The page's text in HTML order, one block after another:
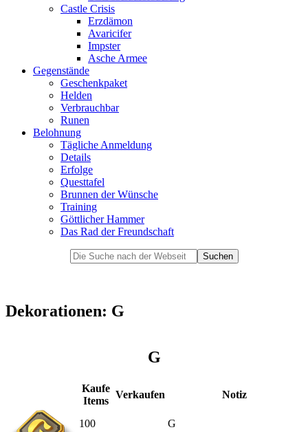
Castle Crisis
Erzdämon
Avaricifer
Impster
Asche Armee
Gegenstände
Geschenkpaket
Helden
Verbrauchbar
Runen
Belohnung
Tägliche Anmeldung
Details
Erfolge
Questtafel
Brunnen der Wünsche
Training
Göttlicher Hammer
Das Rad der Freundschaft
Dekorationen: G
G
Kaufe
Items
Verkaufen Notiz
100
G